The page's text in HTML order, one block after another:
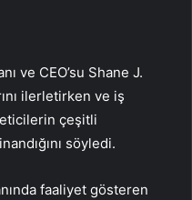
ve CEO’su Shane J.
ilerletirken ve iş
çeşitli
söyledi.
faaliyet gösteren